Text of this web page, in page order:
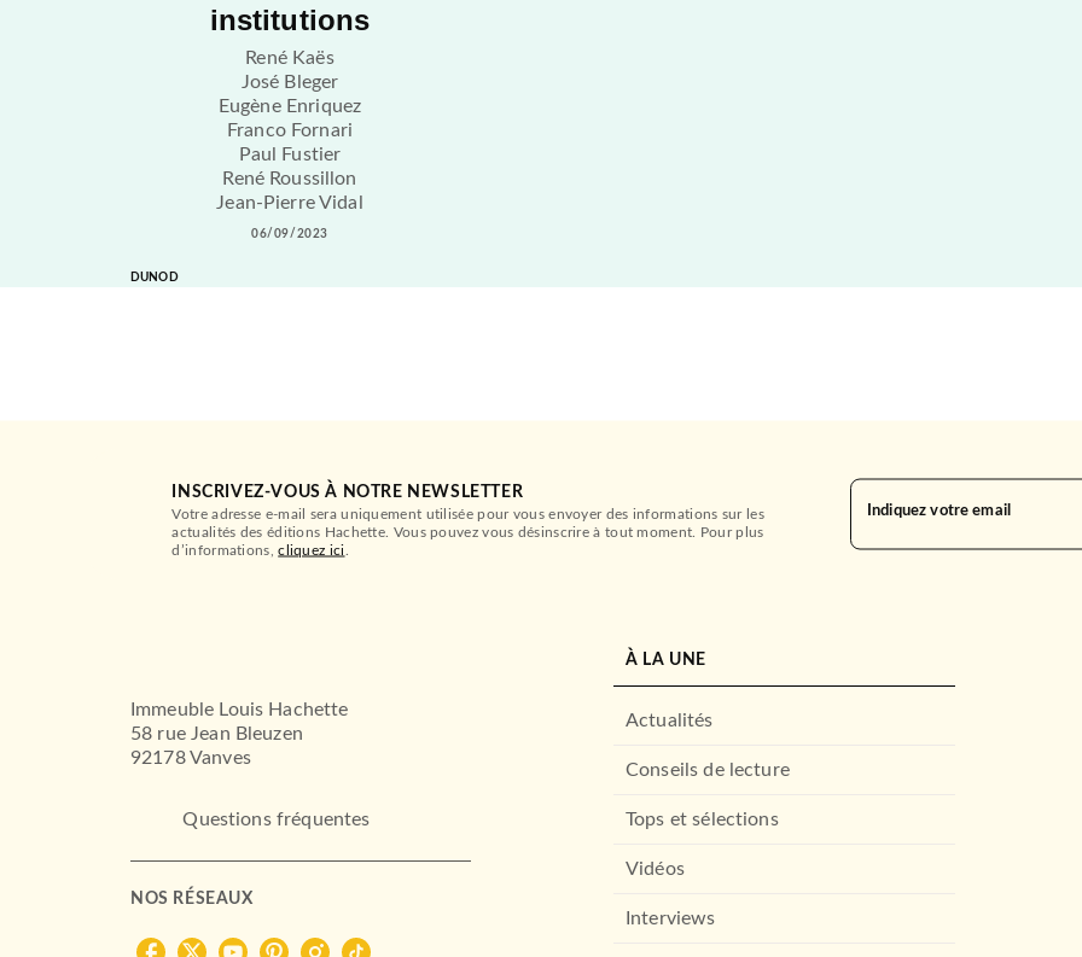
institutions
René Kaës
José Bleger
Eugène Enriquez
Franco Fornari
Paul Fustier
René Roussillon
Jean-Pierre Vidal
06/09/2023
DUNOD
INSCRIVEZ-VOUS À NOTRE NEWSLETTER
Votre adresse e-mail sera uniquement utilisée pour vous envoyer des informations sur les
actualités des éditions Hachette. Vous pouvez vous désinscrire à tout moment. Pour plus
d’informations,cliquez ici
Indiquez votre email
Immeuble Louis Hachette
58 rue Jean Bleuzen
92178 Vanves
Questions fréquentes
NOS RÉSEAUX
À LA UNE
Actualités
Conseils de lecture
Tops et sélections
Vidéos
Interviews